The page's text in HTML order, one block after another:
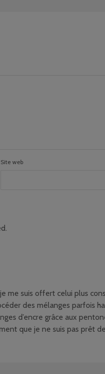
Site web
.
me suis offert celui plus
des mélanges parfois
d’encre grâce aux
que je ne suis pas prêt